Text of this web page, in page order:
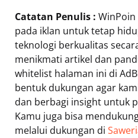
Catatan Penulis :
pada iklan untuk tetap
teknologi berkualitas
menikmati artikel dan
whitelist halaman ini di
bentuk dukungan agar
dan berbagi insight untuk
Kamu juga bisa
melalui dukungan di